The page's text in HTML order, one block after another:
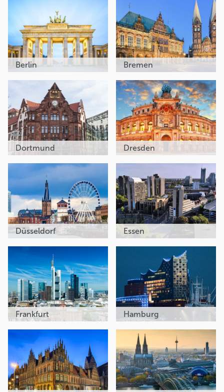
Berlin Bremen
Dortmund Dresden
Düsseldorf Essen
Frankfurt Hamburg